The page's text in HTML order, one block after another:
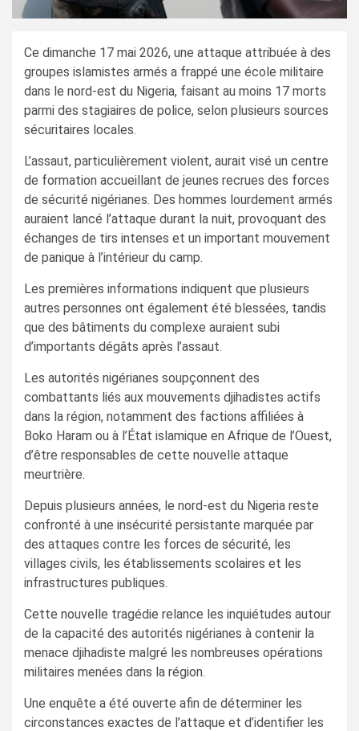
Ce dimanche 17 mai 2026, une attaque attribuée à des
groupes islamistes armés a frappé une école militaire
dans le nord-est du Nigeria, faisant au moins 17 morts
parmi des stagiaires de police, selon plusieurs sources
sécuritaires locales.
L’assaut, particulièrement violent, aurait visé un centre
de formation accueillant de jeunes recrues des forces
de sécurité nigérianes. Des hommes lourdement armés
auraient lancé l’attaque durant la nuit, provoquant des
échanges de tirs intenses et un important mouvement
de panique à l’intérieur du camp.
Les premières informations indiquent que plusieurs
autres personnes ont également été blessées, tandis
que des bâtiments du complexe auraient subi
d’importants dégâts après l’assaut.
Les autorités nigérianes soupçonnent des
combattants liés aux mouvements djihadistes actifs
dans la région, notamment des factions affiliées à
Boko Haram ou à l’État islamique en Afrique de l’Ouest,
d’être responsables de cette nouvelle attaque
meurtrière.
Depuis plusieurs années, le nord-est du Nigeria reste
confronté à une insécurité persistante marquée par
des attaques contre les forces de sécurité, les
villages civils, les établissements scolaires et les
infrastructures publiques.
Cette nouvelle tragédie relance les inquiétudes autour
de la capacité des autorités nigérianes à contenir la
menace djihadiste malgré les nombreuses opérations
militaires menées dans la région.
Une enquête a été ouverte afin de déterminer les
circonstances exactes de l’attaque et d’identifier les